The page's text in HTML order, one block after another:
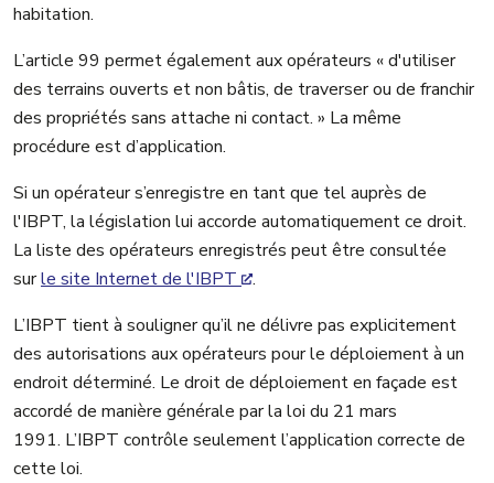
habitation.
L’article 99 permet également aux opérateurs « d'utiliser
des terrains ouverts et non bâtis, de traverser ou de franchir
des propriétés sans attache ni contact. » La même
procédure est d’application.
Si un opérateur s’enregistre en tant que tel auprès de
l'IBPT, la législation lui accorde automatiquement ce droit.
La liste des opérateurs enregistrés peut être consultée
surle site Internet de l'IBPT
.
L’IBPT tient à souligner qu’il ne délivre pas explicitement
des autorisations aux opérateurs pour le déploiement à un
endroit déterminé. Le droit de déploiement en façade est
accordé de manière générale par la loi du 21 mars
1991. L’IBPT contrôle seulement l’application correcte de
cette loi.